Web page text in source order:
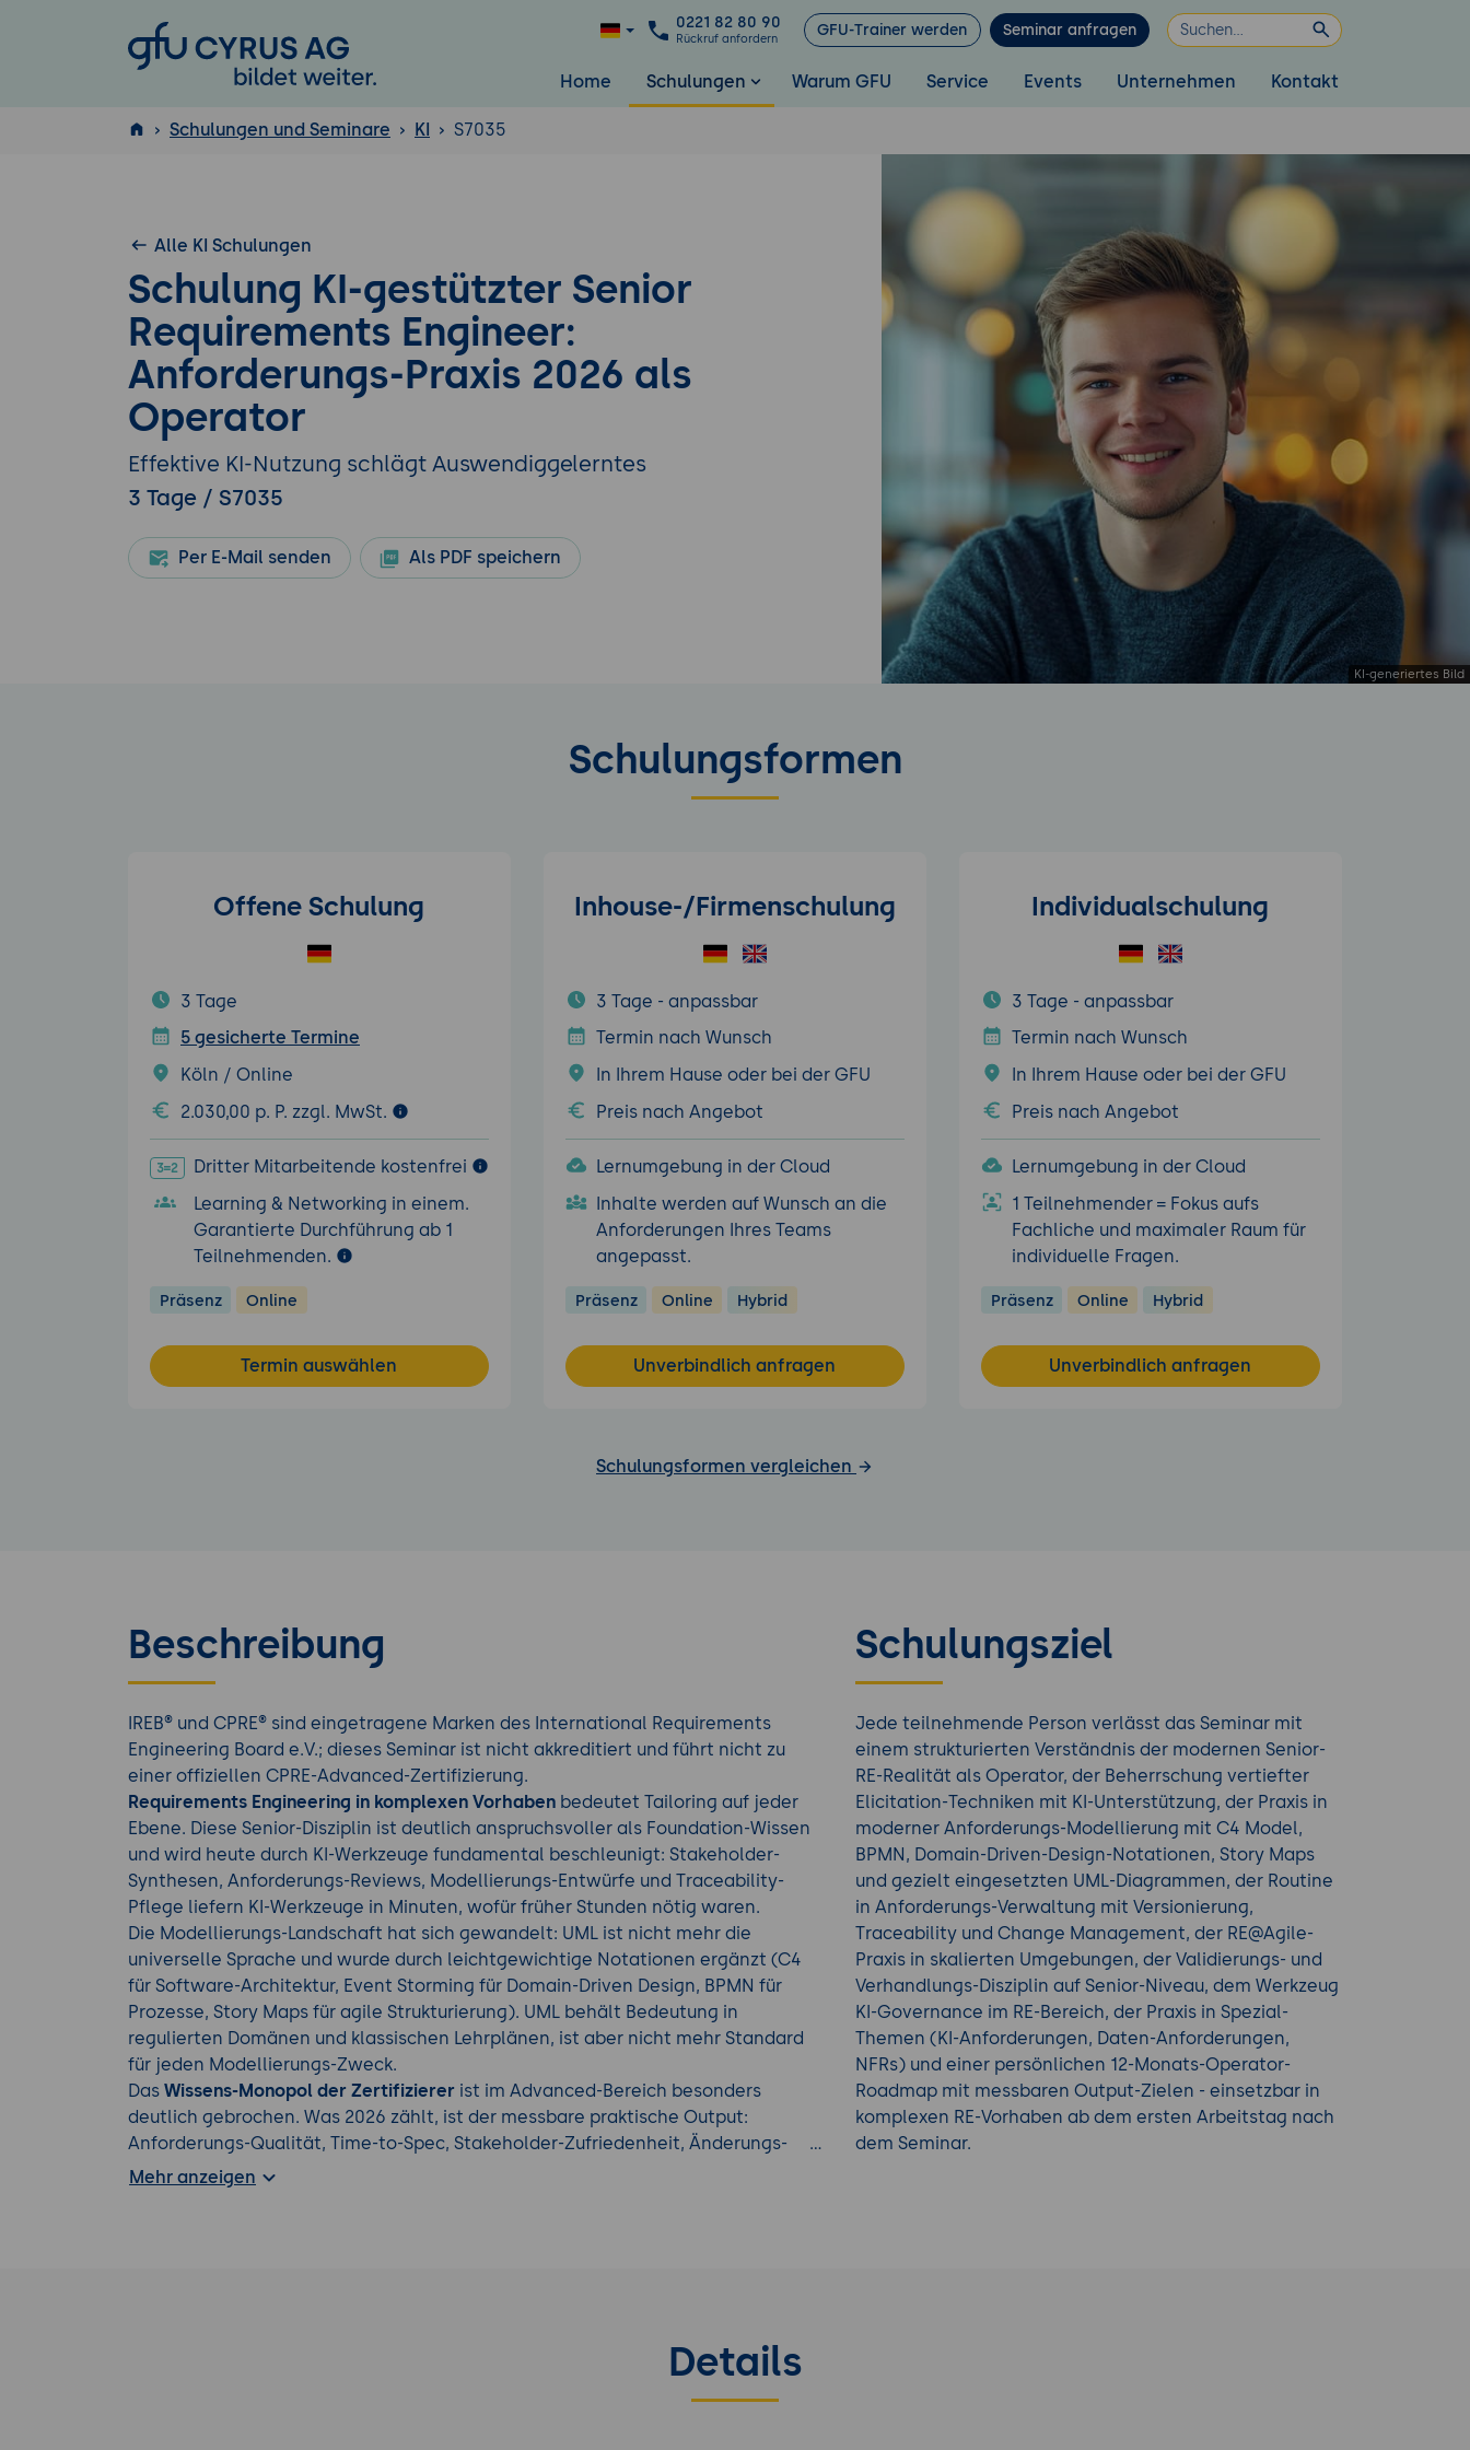
GFU Cyrus AG
0221 82 80 90
Rückruf anfordern GFU-Trainer werden Seminar anfragen
Home Schulungen Warum GFU Service Events Unternehmen Kontakt
ISTQB
Schulungen und Seminare KI S7035
Alle KI Schulungen
Schulung KI-gestützter Senior
Requirements Engineer:
Anforderungs-Praxis 2026 als
Operator
Effektive KI-Nutzung schlägt Auswendiggelerntes
3 Tage / S7035
Per E-Mail senden Als PDF speichern
Schulungsformen
Offene Schulung
3 Tage
5 gesicherte Termine
Köln / Online
2.030,00 p. P. zzgl. MwSt.
Dritter Mitarbeitende kostenfrei
Learning & Networking in einem.
Garantierte Durchführung ab 1
Teilnehmenden.
Präsenz Online
Termin auswählen
Inhouse-/Firmenschulung
3 Tage - anpassbar
Termin nach Wunsch
In Ihrem Hause oder bei der GFU
Preis nach Angebot
Lernumgebung in der Cloud
Inhalte werden auf Wunsch an die
Anforderungen Ihres Teams
angepasst.
Präsenz Online Hybrid
Unverbindlich anfragen
Individualschulung
3 Tage - anpassbar
Termin nach Wunsch
In Ihrem Hause oder bei der GFU
Preis nach Angebot
Lernumgebung in der Cloud
1 Teilnehmender = Fokus aufs
Fachliche und maximaler Raum für
individuelle Fragen.
Präsenz Online Hybrid
Unverbindlich anfragen
Schulungsformen vergleichen
Beschreibung
IREB® und CPRE® sind eingetragene Marken des International Requirements
Engineering Board e.V.; dieses Seminar ist nicht akkreditiert und führt nicht zu
einer offiziellen CPRE-Advanced-Zertifizierung.
Requirements Engineering in komplexen Vorhaben bedeutet Tailoring auf jeder
Ebene. Diese Senior-Disziplin ist deutlich anspruchsvoller als Foundation-Wissen
und wird heute durch KI-Werkzeuge fundamental beschleunigt: Stakeholder-
Synthesen, Anforderungs-Reviews, Modellierungs-Entwürfe und Traceability-
Pflege liefern KI-Werkzeuge in Minuten, wofür früher Stunden nötig waren.
Die Modellierungs-Landschaft hat sich gewandelt: UML ist nicht mehr die
universelle Sprache und wurde durch leichtgewichtige Notationen ergänzt (C4
für Software-Architektur, Event Storming für Domain-Driven Design, BPMN für
Prozesse, Story Maps für agile Strukturierung). UML behält Bedeutung in
regulierten Domänen und klassischen Lehrplänen, ist aber nicht mehr Standard
für jeden Modellierungs-Zweck.
Das Wissens-Monopol der Zertifizierer ist im Advanced-Bereich besonders
deutlich gebrochen. Was 2026 zählt, ist der messbare praktische Output:
Anforderungs-Qualität, Time-to-Spec, Stakeholder-Zufriedenheit, Änderungs-
Quote. Ein Senior RE mit KI-Werkzeug-Disziplin leistet im Alltag oft so viel wie
Mehr anzeigen
Schulungsziel
Jede teilnehmende Person verlässt das Seminar mit
einem strukturierten Verständnis der modernen Senior-
RE-Realität als Operator, der Beherrschung vertiefter
Elicitation-Techniken mit KI-Unterstützung, der Praxis in
moderner Anforderungs-Modellierung mit C4 Model,
BPMN, Domain-Driven-Design-Notationen, Story Maps
und gezielt eingesetzten UML-Diagrammen, der Routine
in Anforderungs-Verwaltung mit Versionierung,
Traceability und Change Management, der RE@Agile-
Praxis in skalierten Umgebungen, der Validierungs- und
Verhandlungs-Disziplin auf Senior-Niveau, dem Werkzeug
KI-Governance im RE-Bereich, der Praxis in Spezial-
Themen (KI-Anforderungen, Daten-Anforderungen,
NFRs) und einer persönlichen 12-Monats-Operator-
Roadmap mit messbaren Output-Zielen - einsetzbar in
komplexen RE-Vorhaben ab dem ersten Arbeitstag nach
dem Seminar.
Details